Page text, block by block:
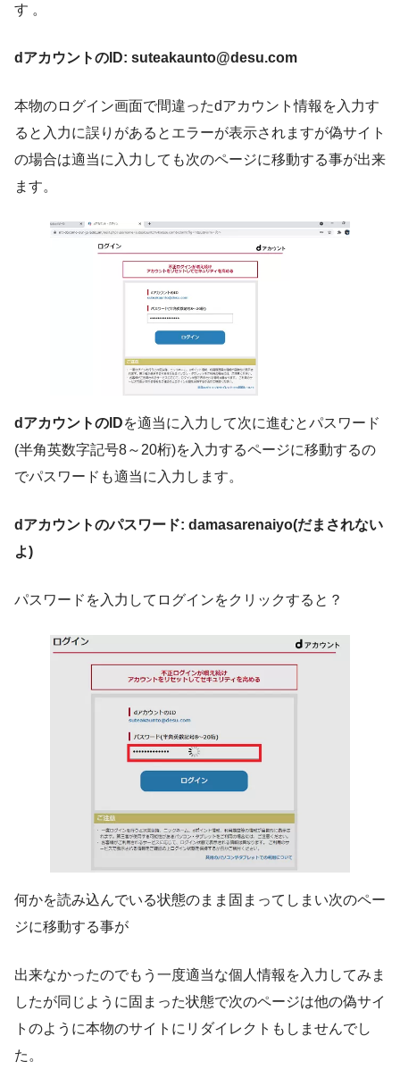
す 。
dアカウントのID: suteakaunto@desu.com
本物のログイン画面で間違ったdアカウント情報を入力す
ると入力に誤りがあるとエラーが表示されますが偽サイト
の場合は適当に入力しても次のページに移動する事が出来
ます。
dアカウントのIDを適当に入力して次に進むとパスワード
(半角英数字記号8～20桁)を入力するページに移動するの
でパスワードも適当に入力します。
dアカウントのパスワード: damasarenaiyo(だまされない
よ)
パスワードを入力してログインをクリックすると？
何かを読み込んでいる状態のまま固まってしまい次のペー
ジに移動する事が
出来なかったのでもう一度適当な個人情報を入力してみま
したが同じように固まった状態で次のページは他の偽サイ
トのように本物のサイトにリダイレクトもしませんでし
た。